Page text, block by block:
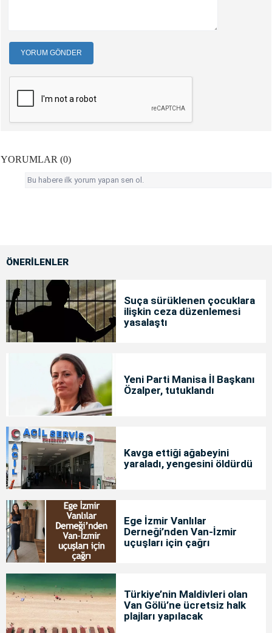
YORUM GÖNDER
YORUMLAR (0)
Bu habere ilk yorum yapan sen ol.
ÖNERİLENLER
Suça sürüklenen çocuklara
ilişkin ceza düzenlemesi
yasalaştı
Yeni Parti Manisa İl Başkanı
Özalper, tutuklandı
Kavga ettiği ağabeyini
yaraladı, yengesini öldürdü
Ege İzmir Vanlılar
Derneği’nden Van-İzmir
uçuşları için çağrı
Türkiye’nin Maldivleri olan
Van Gölü’ne ücretsiz halk
plajları yapılacak